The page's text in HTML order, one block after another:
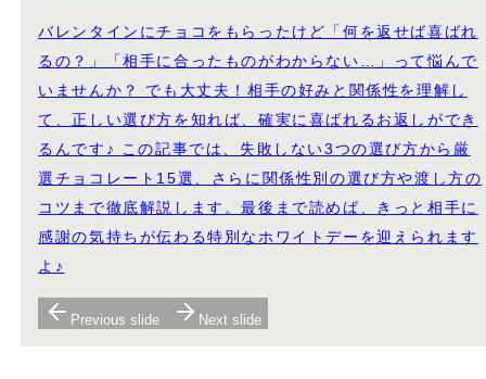
バレンタインにチョコをもらったけど「何を返せば喜ばれ
るの？」「相手に合ったものがわからない…」って悩んで
いませんか？ でも大丈夫！相手の好みと関係性を理解し
て、正しい選び方を知れば、確実に喜ばれるお返しができ
るんです♪ この記事では、失敗しない3つの選び方から厳
選チョコレート15選、さらに関係性別の選び方や渡し方の
コツまで徹底解説します。最後まで読めば、きっと相手に
感謝の気持ちが伝わる特別なホワイトデーを迎えられます
よ♪
Previous slide Next slide